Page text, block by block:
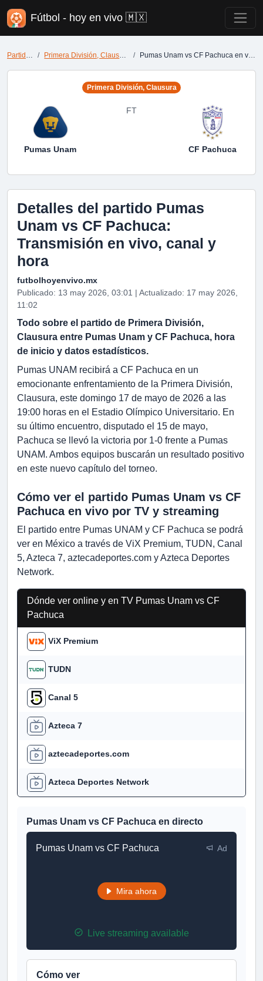
Fútbol - hoy en vivo 🇲🇽
Partidos Primera División, Clausura Pumas Unam vs CF Pachuca en vivo
Primera División, Clausura
Pumas Unam
FT
CF Pachuca
Detalles del partido Pumas
Unam vs CF Pachuca:
Transmisión en vivo, canal y
hora
futbolhoyenvivo.mx
Publicado: 13 may 2026, 03:01 | Actualizado: 17 may 2026,
11:02
Todo sobre el partido de Primera División,
Clausura entre Pumas Unam y CF Pachuca, hora
de inicio y datos estadísticos.
Pumas UNAM recibirá a CF Pachuca en un
emocionante enfrentamiento de la Primera División,
Clausura, este domingo 17 de mayo de 2026 a las
19:00 horas en el Estadio Olímpico Universitario. En
su último encuentro, disputado el 15 de mayo,
Pachuca se llevó la victoria por 1-0 frente a Pumas
UNAM. Ambos equipos buscarán un resultado positivo
en este nuevo capítulo del torneo.
Cómo ver el partido Pumas Unam vs CF
Pachuca en vivo por TV y streaming
El partido entre Pumas UNAM y CF Pachuca se podrá
ver en México a través de ViX Premium, TUDN, Canal
5, Azteca 7, aztecadeportes.com y Azteca Deportes
Network.
Dónde ver online y en TV Pumas Unam vs CF
Pachuca
ViX Premium
TUDN
Canal 5
Azteca 7
aztecadeportes.com
Azteca Deportes Network
Pumas Unam vs CF Pachuca en directo
Pumas Unam vs CF Pachuca Ad
Mira ahora
Live streaming available
Cómo ver